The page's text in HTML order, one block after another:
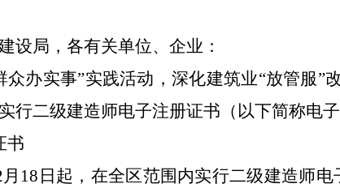
设局， 各有关单位、企业 ：
众办实事”实践活动，深化建筑业“放管服”
行二级建造师电子注册证书（以下简称电子
书
月 18 日起，在全区范围内实行二级建造师电